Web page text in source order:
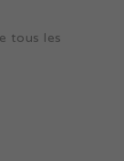
tous les